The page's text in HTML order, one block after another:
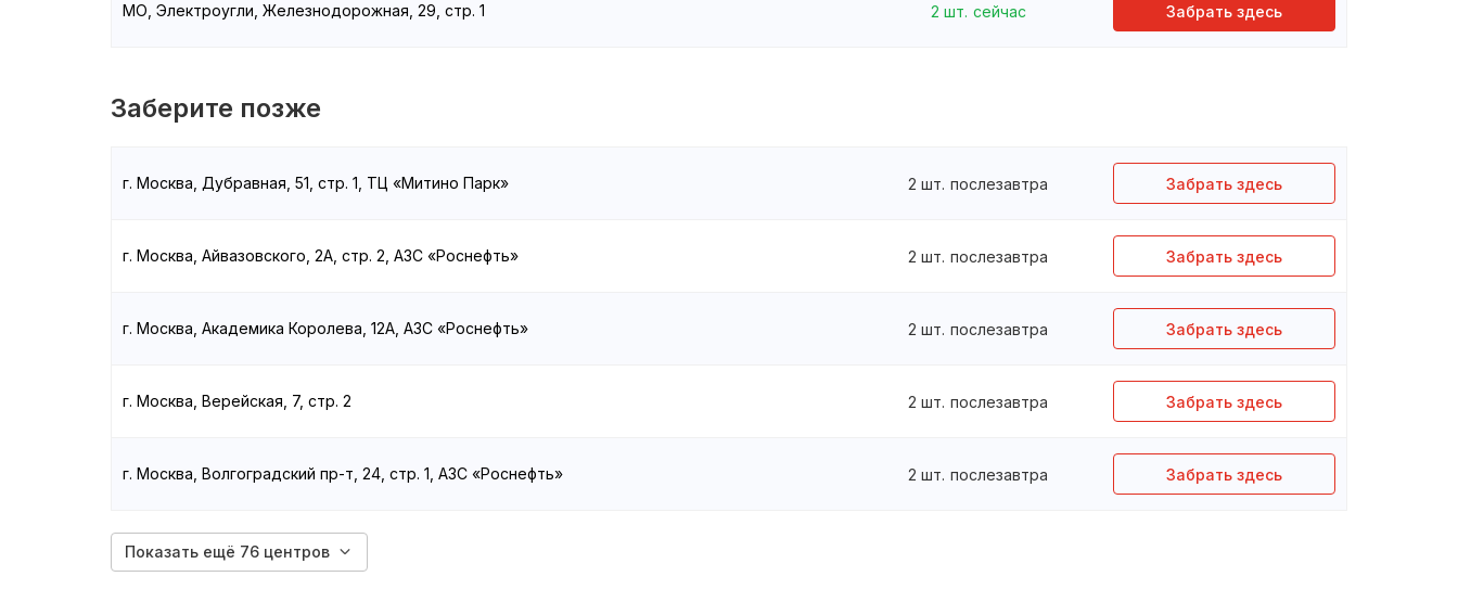
МО, Электроугли, Железнодорожная, 29, стр. 1 2 шт. сейчас Забрать здесь
Заберите позже
г. Москва, Дубравная, 51, стр. 1, ТЦ «Митино Парк» 2 шт. послезавтра Забрать здесь
г. Москва, Айвазовского, 2А, стр. 2, АЗС «Роснефть» 2 шт. послезавтра Забрать здесь
г. Москва, Академика Королева, 12А, АЗС «Роснефть» 2 шт. послезавтра Забрать здесь
г. Москва, Верейская, 7, стр. 2 2 шт. послезавтра Забрать здесь
г. Москва, Волгоградский пр-т, 24, стр. 1, АЗС «Роснефть» 2 шт. послезавтра Забрать здесь
Показать ещё 76 центров